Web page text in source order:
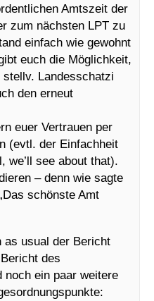
Amtszeit der
zum nächsten LPT zu
einfach wie gewohnt
euch die Möglichkeit,
Landesschatzi
den erneut
euer Vertrauen per
(evtl. der Einfachheit
we’ll see about that).
– denn wie sagte
schönste Amt
as usual der Bericht
des
noch ein paar weitere